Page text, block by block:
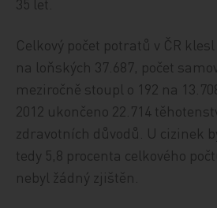
Celkový počet potratů v ČR klesl
na loňských 37.687, počet
meziročně stoupl o 192 na
2012 ukončeno 22.714
zdravotních důvodů. U cizinek
tedy 5,8 procenta celkového
nebyl žádný zjištěn.